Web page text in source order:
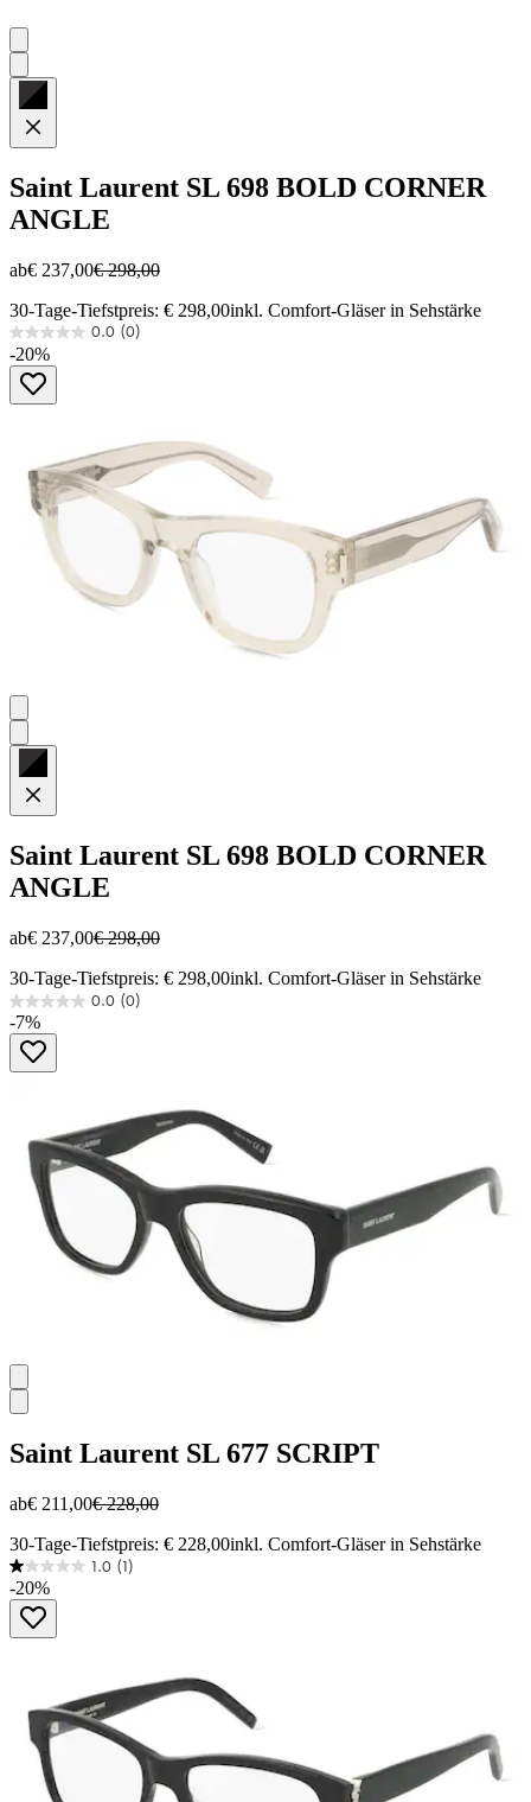
Saint Laurent SL 698 BOLD CORNER
ANGLE
ab€ 237,00€ 298,00
30-Tage-Tiefstpreis: € 298,00inkl. Comfort-Gläser in Sehstärke
0.0 (0)
0.0
von
Sternen.
-20%
Saint Laurent SL 698 BOLD CORNER
ANGLE
ab€ 237,00€ 298,00
30-Tage-Tiefstpreis: € 298,00inkl. Comfort-Gläser in Sehstärke
0.0 (0)
0.0
von
Sternen.
-7%
Saint Laurent SL 677 SCRIPT
ab€ 211,00€ 228,00
30-Tage-Tiefstpreis: € 228,00inkl. Comfort-Gläser in Sehstärke
1.0 (1)
1.0
von
Sternen.
-20%